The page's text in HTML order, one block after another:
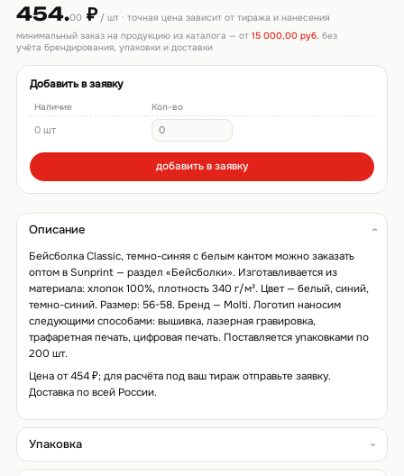
454.00₽/ шт · точная цена зависит от тиража и нанесения
минимальный заказ на продукцию из каталога — от 15 000,00 руб. без
учёта брендирования, упаковки и доставки
Добавить в заявку
Наличие Кол-во
0 шт
добавить в заявку
Описание
Бейсболка Classic, темно-синяя с белым кантом можно заказать
оптом в Sunprint — раздел «Бейсболки». Изготавливается из
материала: хлопок 100%, плотность 340 г/м². Цвет — белый, синий,
темно-синий. Размер: 56-58. Бренд — Molti. Логотип наносим
следующими способами: вышивка, лазерная гравировка,
трафаретная печать, цифровая печать. Поставляется упаковками по
200 шт.
Цена от 454 ₽; для расчёта под ваш тираж отправьте заявку.
Доставка по всей России.
Упаковка